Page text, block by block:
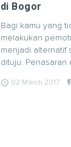
di Bogor
Bagi kamu yang
melakukan
menjadi alternatif
dituju. Penasaran
query_builder 02 March 2017 flash_on